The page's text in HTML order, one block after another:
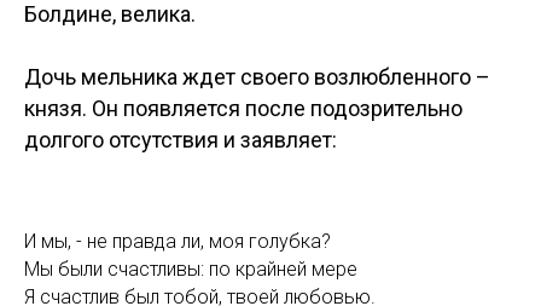
Болдине, велика.
Дочь мельника ждет своего возлюбленного –
князя. Он появляется после подозрительно
долгого отсутствия и заявляет:
И мы, - не правда ли, моя голубка?
Мы были счастливы: по крайней мере
Я счастлив был тобой, твоей любовью.